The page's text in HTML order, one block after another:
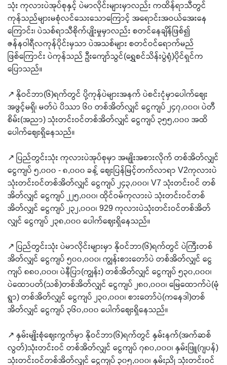
သုံး ကုလားပဲအုပ်စုနှင့် ပဲမာလိုင်းများမှာလည်း ကထိန်ရာသီတွင်
ကုန်သည်များမစုံလင်သေးသောကြောင့် အရောင်းအဝယ်အေးနေ
ကြောင်း၊ ပဲသစ်ရာသီစိုက်ပျိုးမှုမှာလည်း စတင်နေချိန်ဖြစ်၍
ဇန်နဝါရီလကုန်ပိုင်းမှသာ ပဲအသစ်များ စတင်ဝင်ရောက်မည်
ဖြစ်ကြောင်း ပဲကုန်သည် ဦးကျော်သွင်(ရွှေစင်သိန်းပွဲရုံ)ပိုင်ရှင်က
ပြောသည်။
↗️ နိုဝင်ဘာ(၆)ရက်တွင် ပို့ကုန်ပဲများအနက် ပဲစင်းငုံမှာပေါက်ဈေး
အဖွင့်မရှိ၊ မတ်ပဲ ပိဿာ ၆၀ တစ်အိတ်လျှင် ငွေကျပ် ၂၄၇,၀၀၀၊ ပဲတီ
စိမ်း(အညာ) သုံးတင်းဝင်တစ်အိတ်လျှင် ငွေကျပ် ၃၅၅,၀၀၀ အထိ
ပေါက်ဈေးရှိနေသည်။
↗️ ပြည်တွင်းသုံး ကုလားပဲအုပ်စုမှာ အမျိုးအစားလိုက် တစ်အိတ်လျှင်
ငွေကျပ် ၅,၀၀၀ - ၈,၀၀၀ ခန့် ဈေးပြန်မြင့်တက်လာရာ V2ကုလားပဲ
သုံးတင်းဝင်တစ်အိတ်လျှင် ငွေကျပ် ၂၄၃,၀၀၀၊ V7 သုံးတင်းဝင် တစ်
အိတ်လျှင် ငွေကျပ် ၂၂၅,၀၀၀၊ ထိုင်ဝမ်ကုလားပဲ သုံးတင်းဝင်တစ်
အိတ်လျှင် ငွေကျပ် ၂၃၂,၀၀၀၊ 929 ကုလားပဲသုံးတင်းဝင်တစ်အိတ်
လျှင် ငွေကျပ် ၂၃၈,၀၀၀ ပေါက်ဈေးရှိနေသည်။
↗️ ပြည်တွင်းသုံး ပဲမာလိုင်းများမှာ နိုဝင်ဘာ(၆)ရက်တွင် ပဲကြီးတစ်
အိတ်လျှင် ငွေကျပ် ၅၀၀,၀၀၀၊ ကျွန်းစားတော်ပဲ တစ်အိတ်လျှင် ငွေ
ကျပ် ၈၈၀,၀၀၀၊ ပဲနီပြာ(ကျွန်း) တစ်အိတ်လျှင် ငွေကျပ် ၅၃၀,၀၀၀၊
ပဲထောပတ်(သစ်)တစ်အိတ်လျှင် ငွေကျပ် ၂၈၀,၀၀၀၊ မြေထောက်ပဲ(မုံ
ရွာ) တစ်အိတ်လျှင် ငွေကျပ် ၂၃၀,၀၀၀၊ စားတော်ပဲ(ကနေဒါ)တစ်
အိတ်လျှင် ငွေကျပ် ၃၆၀,၀၀၀ ပေါက်ဈေးရှိနေသည်။
↗️ နှမ်းမျိုးစုံဈေးကွက်မှာ နိုဝင်ဘာ(၆)ရက်တွင် နှမ်းနက်(အက်ဆစ်
လွတ်)သုံးတင်းဝင် တစ်အိတ်လျှင် ငွေကျပ် ၇၈၀,၀၀၀၊ နှမ်းဖြူ(ဂျပန်)
သုံးတင်းဝင်တစ်အိတ်လျှင် ငွေကျပ် ၃၀၅,၀၀၀၊ နှမ်းညို သုံးတင်းဝင်